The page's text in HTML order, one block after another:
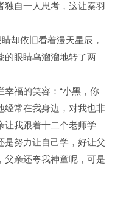
自一人思考，这让秦羽
却依旧看着漫天星辰，
的眼睛乌溜溜地转了两
福的笑容：“小黑，你
经常在我身边，对我也非
让我跟着十二个老师学
是努力让自己学，好让父
父亲还夸我神童呢，可是